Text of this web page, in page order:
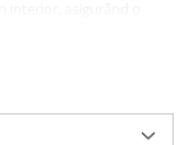
la
controlată.
un produs care
în zonele comune